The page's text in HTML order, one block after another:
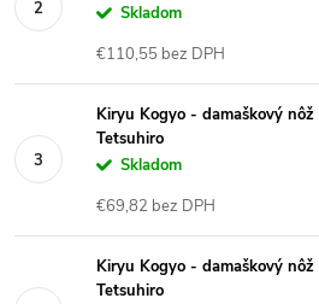
Skladom
€110,55 bez DPH
Kiryu Kogyo - damaškový
Tetsuhiro
Skladom
€69,82 bez DPH
Kiryu Kogyo - damaškový
Tetsuhiro